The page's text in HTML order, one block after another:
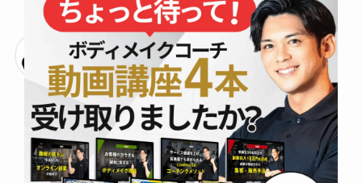
取材者
期間内に痩せただけではなく、ク
ライアントさんの
マインドが変わ
って食や運動に対する習慣を見直
すきっかけになるというのは非常
に価値がありますね。